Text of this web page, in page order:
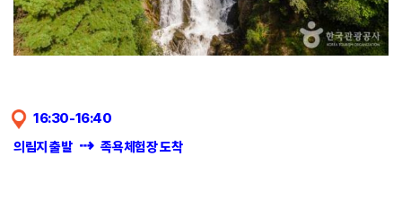
16:30-16:40
의림지 출발 ⇢ 족욕체험장 도착